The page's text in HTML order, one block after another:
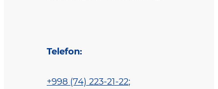
Telefon:
+998 (74) 223-21-22;